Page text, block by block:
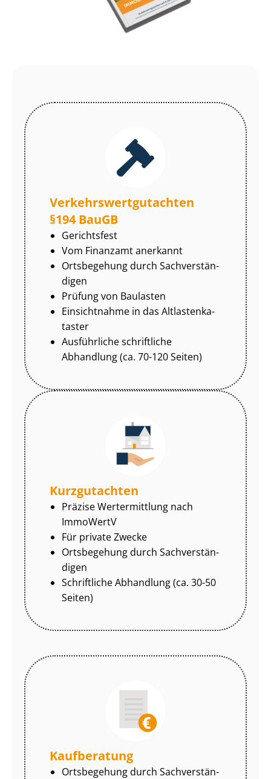
Ver­kehrs­wert­gut­ach­ten
§194 BauGB
Gerichtsfest
Vom Finanzamt anerkannt
Ortsbegehung durch Sach­ver­stän­
di­gen
Prüfung von Baulasten
Einsichtnahme in das Alt­las­ten­ka­
tas­ter
Ausführliche schriftliche
Abhandlung (ca. 70-120 Seiten)
Kurzgutachten
Präzise Wertermittlung nach
ImmoWertV
Für private Zwecke
Ortsbegehung durch Sach­ver­stän­
di­gen
Schriftliche Abhandlung (ca. 30-50
Seiten)
Kaufberatung
Ortsbegehung durch Sach­ver­stän­